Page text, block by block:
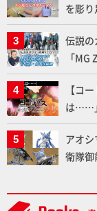
を彫
いプ
伝説の
「
ふた
【コ
は……」
アオ
衛隊御
通常